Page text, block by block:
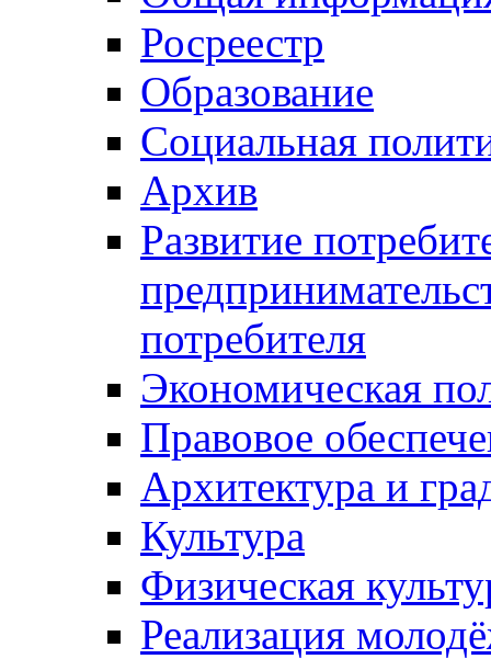
Росреестр
Образование
Социальная
Архив
Развитие
потребителя
Экономическая
Правовое
Архитектура и
Культура
Физическая
Реализация